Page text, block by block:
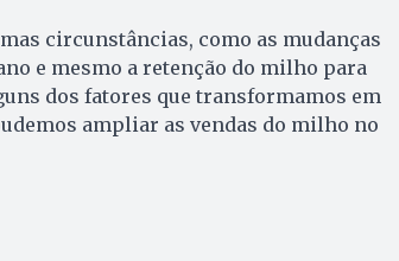
circunstâncias, como as mudanças
e mesmo a retenção do milho para
dos fatores que transformamos em
ampliar as vendas do milho no